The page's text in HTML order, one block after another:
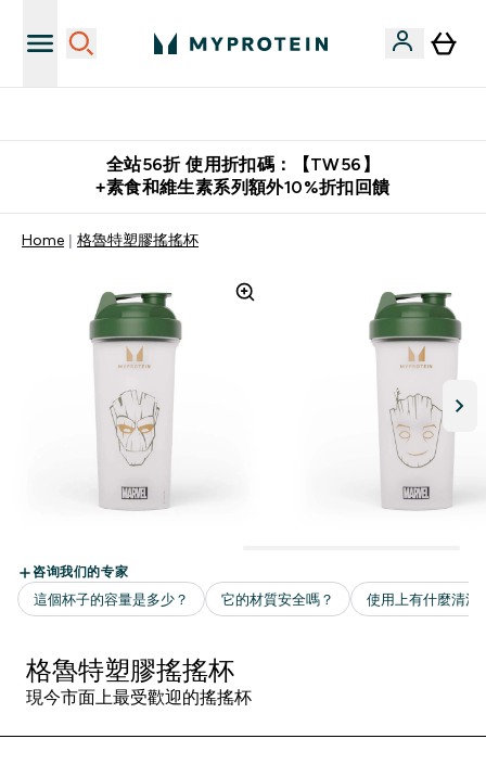
全站56折 使用折扣碼：【TW56】
+素食和維生素系列額外10%折扣回饋
Home 格魯特塑膠搖搖杯
格魯特塑膠搖搖杯
現今市面上最受歡迎的搖搖杯